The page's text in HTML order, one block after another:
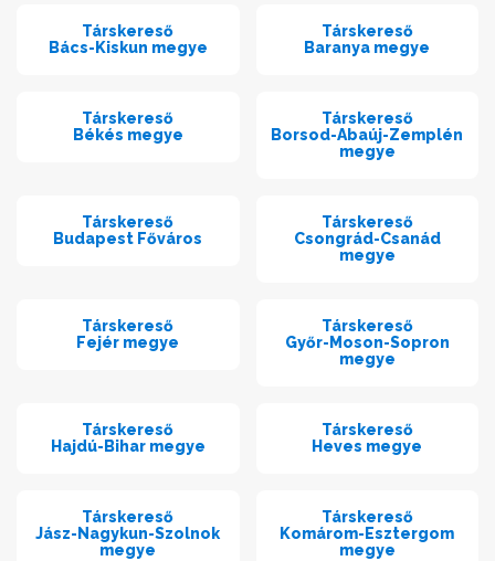
Társkereső
Bács-Kiskun megye
Társkereső
Baranya megye
Társkereső
Békés megye
Társkereső
Borsod-Abaúj-Zemplén
megye
Társkereső
Budapest Főváros
Társkereső
Csongrád-Csanád
megye
Társkereső
Fejér megye
Társkereső
Győr-Moson-Sopron
megye
Társkereső
Hajdú-Bihar megye
Társkereső
Heves megye
Társkereső
Jász-Nagykun-Szolnok
megye
Társkereső
Komárom-Esztergom
megye